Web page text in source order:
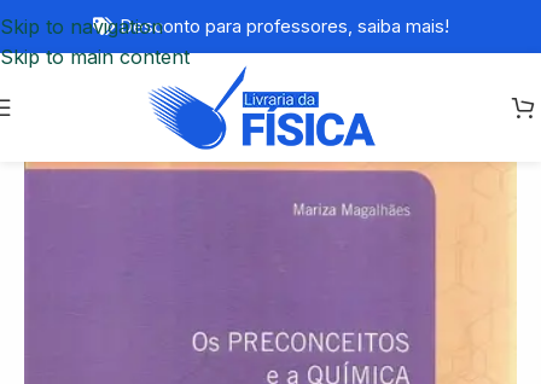
Skip to navigation
Skip to main content
Desconto para professores, saiba mais!